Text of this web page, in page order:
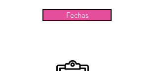
Fechas